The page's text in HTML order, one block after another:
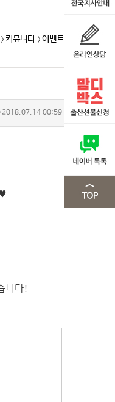
커뮤니티 이벤트
2018.07.14 00:59
니다!